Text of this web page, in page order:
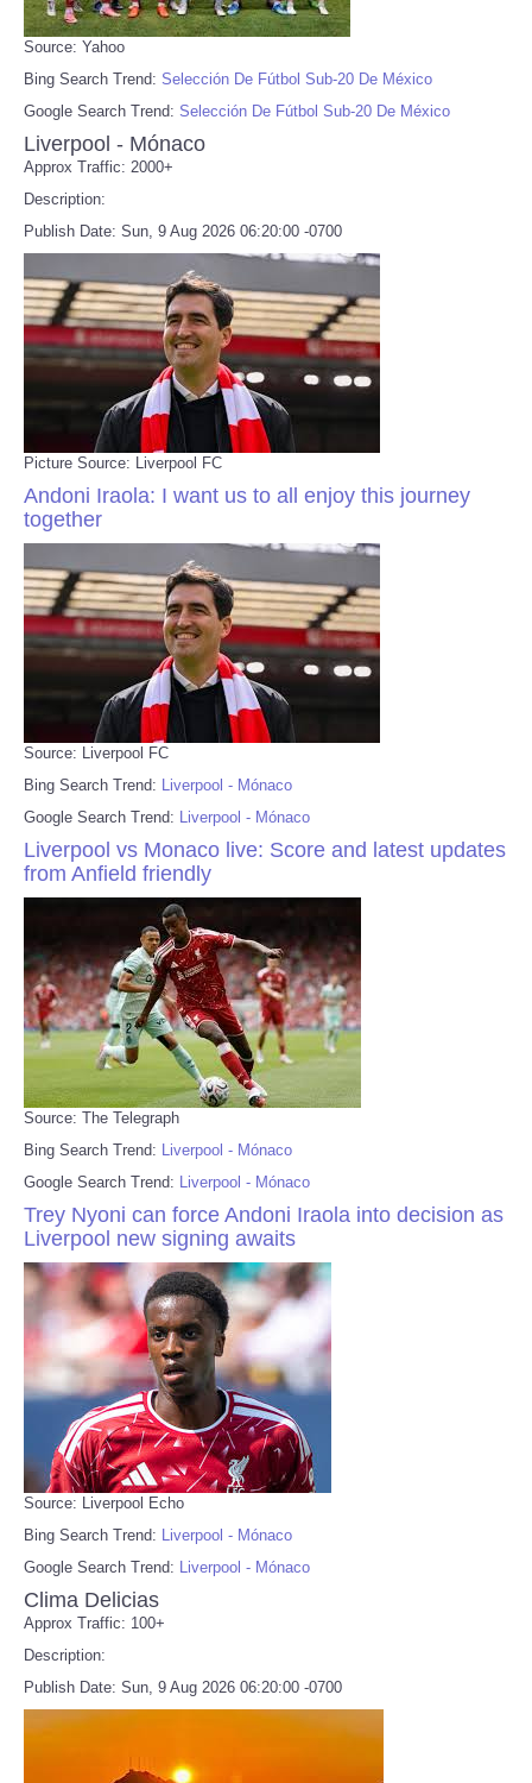
Source: Yahoo
Bing Search Trend: Selección De Fútbol Sub-20 De México
Google Search Trend: Selección De Fútbol Sub-20 De México
Liverpool - Mónaco
Approx Traffic: 2000+
Description:
Publish Date: Sun, 9 Aug 2026 06:20:00 -0700
Picture Source: Liverpool FC
Andoni Iraola: I want us to all enjoy this journey
together
Source: Liverpool FC
Bing Search Trend: Liverpool - Mónaco
Google Search Trend: Liverpool - Mónaco
Liverpool vs Monaco live: Score and latest updates
from Anfield friendly
Source: The Telegraph
Bing Search Trend: Liverpool - Mónaco
Google Search Trend: Liverpool - Mónaco
Trey Nyoni can force Andoni Iraola into decision as
Liverpool new signing awaits
Source: Liverpool Echo
Bing Search Trend: Liverpool - Mónaco
Google Search Trend: Liverpool - Mónaco
Clima Delicias
Approx Traffic: 100+
Description:
Publish Date: Sun, 9 Aug 2026 06:20:00 -0700